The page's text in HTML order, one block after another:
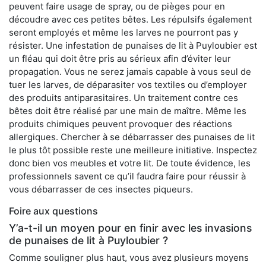
peuvent faire usage de spray, ou de pièges pour en
découdre avec ces petites bêtes. Les répulsifs également
seront employés et même les larves ne pourront pas y
résister. Une infestation de punaises de lit à Puyloubier est
un fléau qui doit être pris au sérieux afin d’éviter leur
propagation. Vous ne serez jamais capable à vous seul de
tuer les larves, de déparasiter vos textiles ou d’employer
des produits antiparasitaires. Un traitement contre ces
bêtes doit être réalisé par une main de maître. Même les
produits chimiques peuvent provoquer des réactions
allergiques. Chercher à se débarrasser des punaises de lit
le plus tôt possible reste une meilleure initiative. Inspectez
donc bien vos meubles et votre lit. De toute évidence, les
professionnels savent ce qu’il faudra faire pour réussir à
vous débarrasser de ces insectes piqueurs.
Foire aux questions
Y’a-t-il un moyen pour en finir avec les invasions
de punaises de lit à Puyloubier ?
Comme souligner plus haut, vous avez plusieurs moyens